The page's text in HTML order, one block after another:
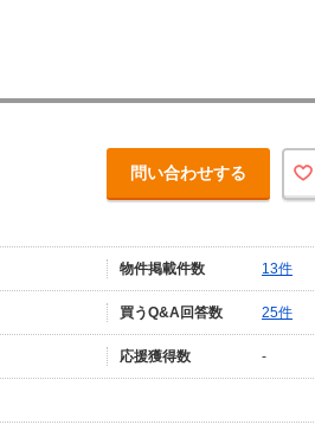
問い合わせする
物件掲載件数 13件
買うQ&A回答数 25件
応援獲得数 -